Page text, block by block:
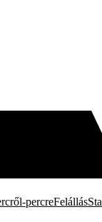
percreFelállás